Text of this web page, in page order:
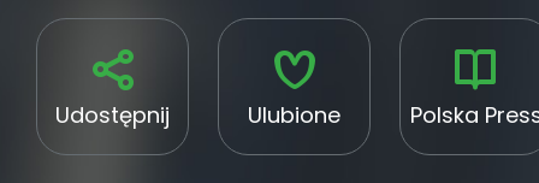
Udostępnij Ulubione Polska